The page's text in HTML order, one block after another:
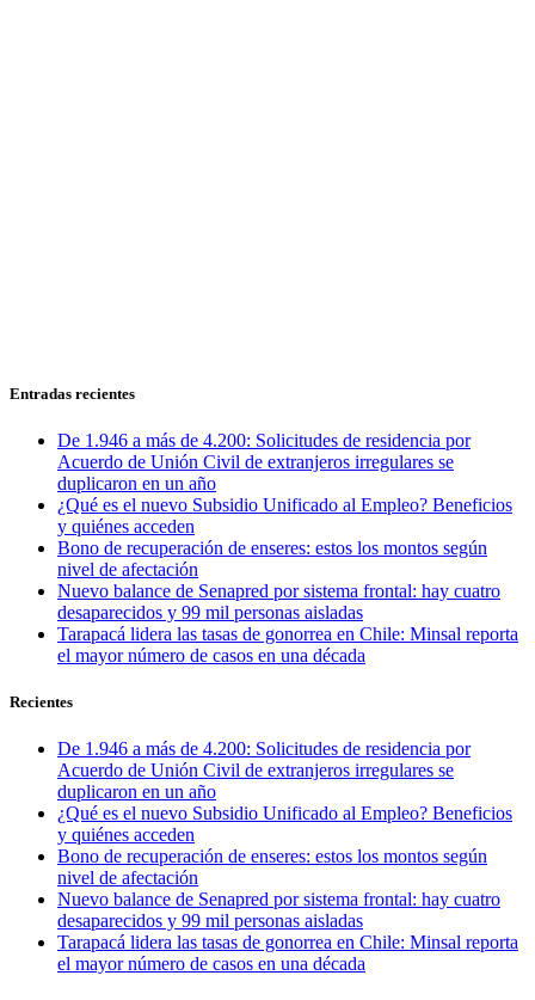
Entradas recientes
De 1.946 a más de 4.200: Solicitudes de residencia por
Acuerdo de Unión Civil de extranjeros irregulares se
duplicaron en un año
¿Qué es el nuevo Subsidio Unificado al Empleo? Beneficios
y quiénes acceden
Bono de recuperación de enseres: estos los montos según
nivel de afectación
Nuevo balance de Senapred por sistema frontal: hay cuatro
desaparecidos y 99 mil personas aisladas
Tarapacá lidera las tasas de gonorrea en Chile: Minsal reporta
el mayor número de casos en una década
Recientes
De 1.946 a más de 4.200: Solicitudes de residencia por
Acuerdo de Unión Civil de extranjeros irregulares se
duplicaron en un año
¿Qué es el nuevo Subsidio Unificado al Empleo? Beneficios
y quiénes acceden
Bono de recuperación de enseres: estos los montos según
nivel de afectación
Nuevo balance de Senapred por sistema frontal: hay cuatro
desaparecidos y 99 mil personas aisladas
Tarapacá lidera las tasas de gonorrea en Chile: Minsal reporta
el mayor número de casos en una década